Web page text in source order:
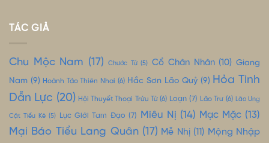
TÁC GIẢ
Chu Mộc Nam (17) Chước Tử(5) Cổ Chân Nhân(10) Giang
Nam (9) Hoành Tảo Thiên Nhai (6) Hắc Sơn Lão Quỷ (9) Hỏa Tinh
Dẫn Lực (20) Hội Thuyết Thoại Trửu Tử(6) Loạn (7) Lão Trư (6) Lão Ưng
Cật Tiểu Kê (5) Lục Giới Tam Đạo (7) Miêu Nị (14) Mạc Mặc (13)
Mại Báo Tiểu Lang Quân(17) Mễ Nhị(11) Mộng Nhập